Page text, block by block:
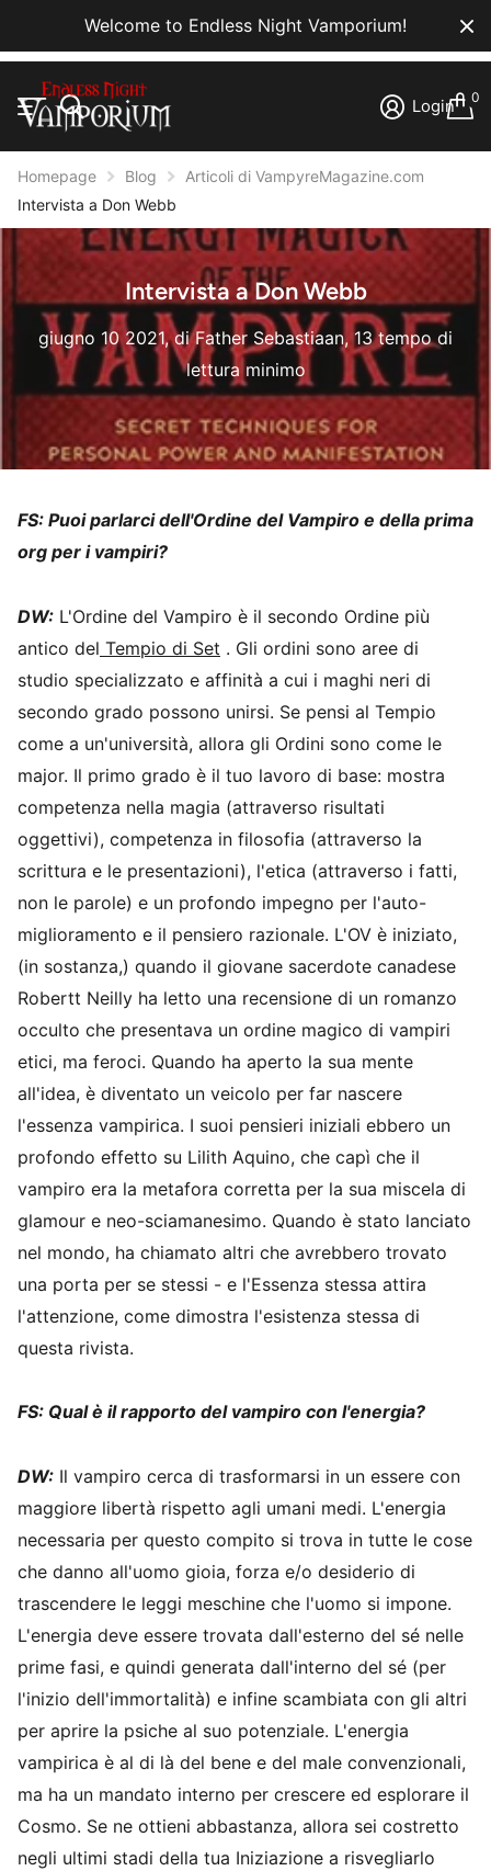
Welcome to Endless Night Vamporium!
Login 0
Homepage Blog
Articoli di VampyreMagazine.com
Intervista a Don Webb
Intervista a Don Webb
giugno 10 2021, di Father Sebastiaan, 13 tempo di
lettura minimo
FS: Puoi parlarci dell'Ordine del Vampiro e della prima
org per i vampiri?
DW: L'Ordine del Vampiro è il secondo Ordine più
antico del Tempio di Set . Gli ordini sono aree di
studio specializzato e affinità a cui i maghi neri di
secondo grado possono unirsi. Se pensi al Tempio
come a un'università, allora gli Ordini sono come le
major. Il primo grado è il tuo lavoro di base: mostra
competenza nella magia (attraverso risultati
oggettivi), competenza in filosofia (attraverso la
scrittura e le presentazioni), l'etica (attraverso i fatti,
non le parole) e un profondo impegno per l'auto-
miglioramento e il pensiero razionale. L'OV è iniziato,
(in sostanza,) quando il giovane sacerdote canadese
Robertt Neilly ha letto una recensione di un romanzo
occulto che presentava un ordine magico di vampiri
etici, ma feroci. Quando ha aperto la sua mente
all'idea, è diventato un veicolo per far nascere
l'essenza vampirica. I suoi pensieri iniziali ebbero un
profondo effetto su Lilith Aquino, che capì che il
vampiro era la metafora corretta per la sua miscela di
glamour e neo-sciamanesimo. Quando è stato lanciato
nel mondo, ha chiamato altri che avrebbero trovato
una porta per se stessi - e l'Essenza stessa attira
l'attenzione, come dimostra l'esistenza stessa di
questa rivista.
FS: Qual è il rapporto del vampiro con l'energia?
DW: Il vampiro cerca di trasformarsi in un essere con
maggiore libertà rispetto agli umani medi. L'energia
necessaria per questo compito si trova in tutte le cose
che danno all'uomo gioia, forza e/o desiderio di
trascendere le leggi meschine che l'uomo si impone.
L'energia deve essere trovata dall'esterno del sé nelle
prime fasi, e quindi generata dall'interno del sé (per
l'inizio dell'immortalità) e infine scambiata con gli altri
per aprire la psiche al suo potenziale. L'energia
vampirica è al di là del bene e del male convenzionali,
ma ha un mandato interno per crescere ed esplorare il
Cosmo. Se ne ottieni abbastanza, allora sei costretto
negli ultimi stadi della tua Iniziazione a risvegliarlo